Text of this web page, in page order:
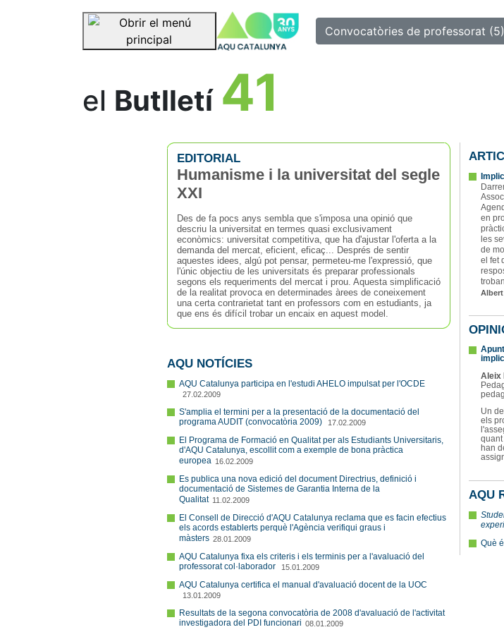
Saltar la navegació
selected
Convocatòries de professorat (5)
el Butlletí 41